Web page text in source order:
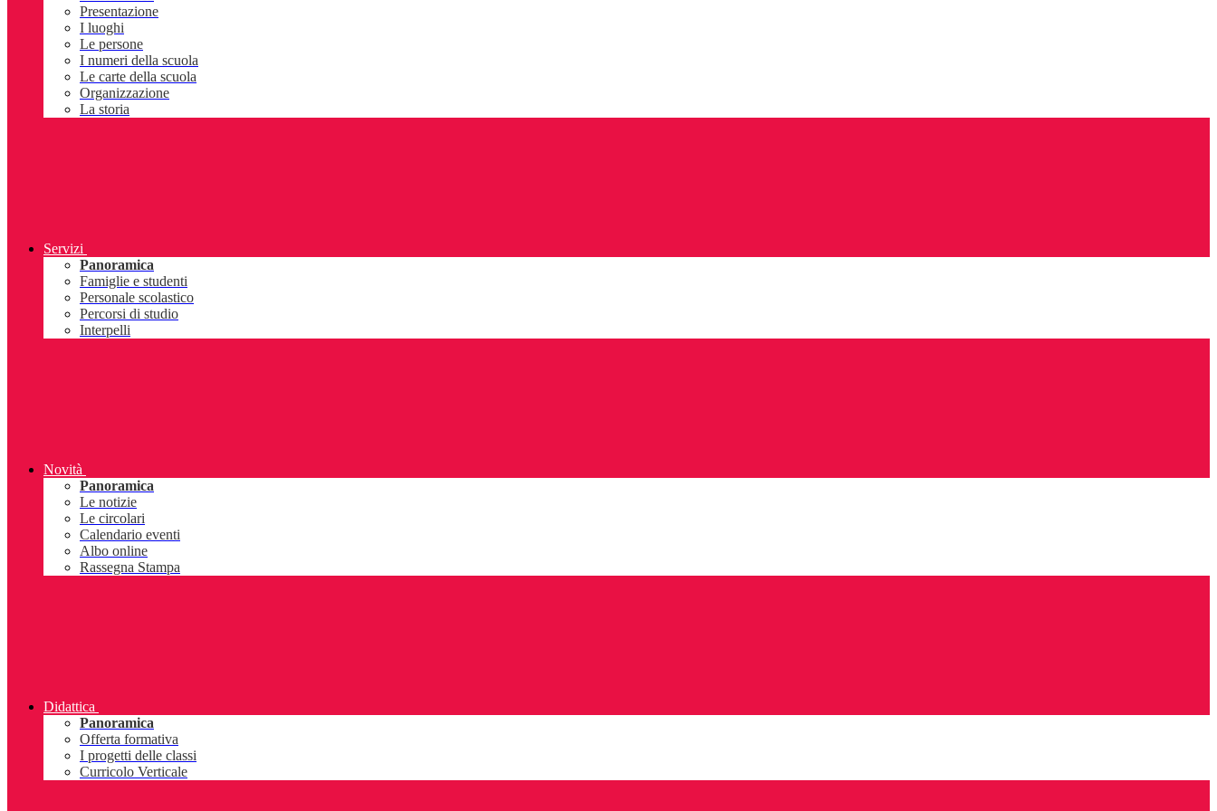
Presentazione
I luoghi
Le persone
I numeri della scuola
Le carte della scuola
Organizzazione
La storia
Servizi
Panoramica
Famiglie e studenti
Personale scolastico
Percorsi di studio
Interpelli
Novità
Panoramica
Le notizie
Le circolari
Calendario eventi
Albo online
Rassegna Stampa
Didattica
Panoramica
Offerta formativa
I progetti delle classi
Curricolo Verticale